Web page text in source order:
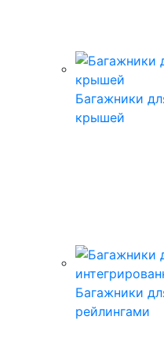
Багажники
крышей
Багажники
рейлингами